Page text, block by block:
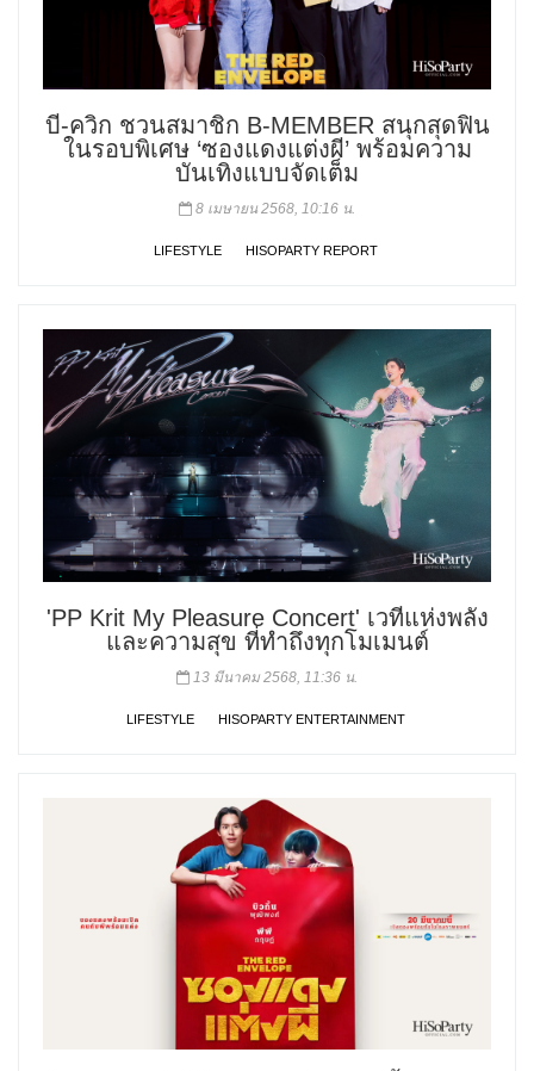
บี-ควิก ชวนสมาชิก B-MEMBER สนุกสุดฟิน
ในรอบพิเศษ ‘ซองแดงแต่งผี’ พร้อมความ
บันเทิงแบบจัดเต็ม
8 เมษายน 2568, 10:16 น.
LIFESTYLE HISOPARTY REPORT
'PP Krit My Pleasure Concert' เวทีแห่งพลัง
และความสุข ที่ทำถึงทุกโมเมนต์
13 มีนาคม 2568, 11:36 น.
LIFESTYLE HISOPARTY ENTERTAINMENT